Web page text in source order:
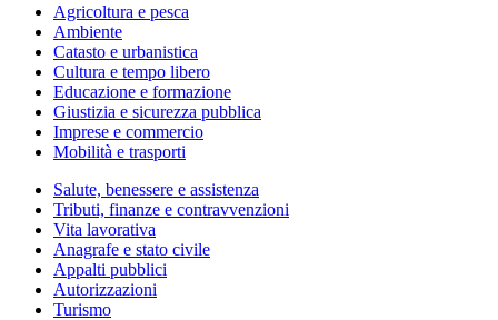
Agricoltura e pesca
Ambiente
Catasto e urbanistica
Cultura e tempo libero
Educazione e formazione
Giustizia e sicurezza pubblica
Imprese e commercio
Mobilità e trasporti
Salute, benessere e assistenza
Tributi, finanze e contravvenzioni
Vita lavorativa
Anagrafe e stato civile
Appalti pubblici
Autorizzazioni
Turismo